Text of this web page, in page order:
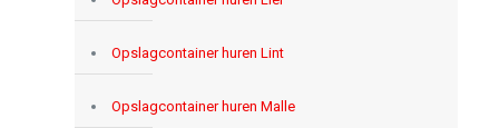
Opslagcontainer huren Lint
Opslagcontainer huren Malle